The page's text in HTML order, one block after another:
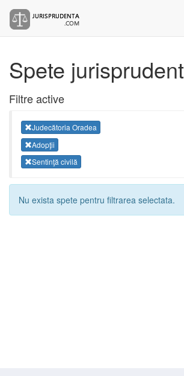
Spete
Filtre active
Judecătoria Oradea
Adopţii
Sentinţă civilă
Nu exista spete pentru filtrarea selectata.